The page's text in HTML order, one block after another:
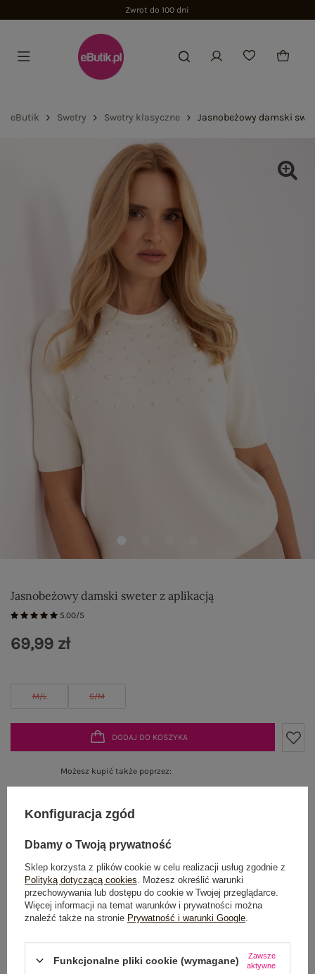
Zwrot do 100 dni
eButik Swetry Swetry klasyczne Jasnobeżowy damski
Jasnobeżowy damski sweter z aplikacją
5.00/5
M/L S/M
69,99 zł
DODAJ DO KOSZYKA
Możesz kupić także poprzez:
Produkt niedostępny
OPIS PRODUKTU
OPINIE O PRODUKCIE
Konfiguracja zgód
Dbamy o Twoją prywatność
Sklep korzysta z plików cookie w celu realizacji usług zgodnie z
Polityką dotyczącą cookies . Możesz określić warunki
przechowywania lub dostępu do cookie w Twojej przeglądarce.
Więcej informacji na temat warunków i prywatności można
znaleźć także na stronie Prywatność i warunki Google
Funkcjonalne pliki cookie (wymagane)
Zawsze
aktywne